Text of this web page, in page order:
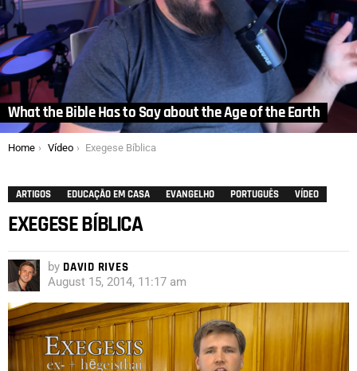
What the Bible Has to Say about the Age of the Earth
You are here:
Home Vídeo Exegese Bíblica
ARTIGOS EDUCAÇÃO EM CASA EVANGELHO PORTUGUÊS VÍDEO
EXEGESE BÍBLICA
by DAVID RIVES
August 15, 2014, 11:17 am